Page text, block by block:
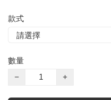
款式
數量
−
+